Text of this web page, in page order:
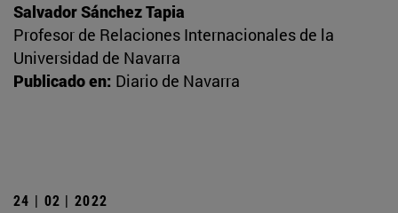
Salvador Sánchez Tapia
Profesor de Relaciones Internacionales de la
Universidad de Navarra
Publicado en: Diario de Navarra
24 | 02 | 2022